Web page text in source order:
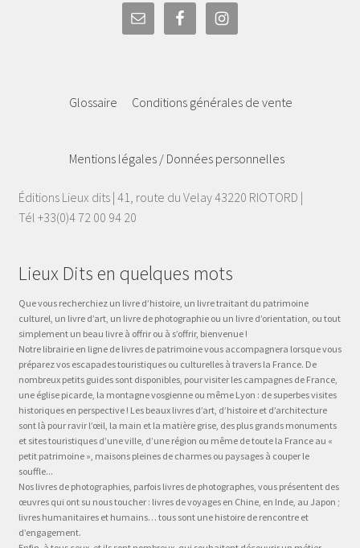
Glossaire Conditions générales de vente
Mentions légales / Données personnelles
Éditions Lieux dits | 41, route du Velay 43220 RIOTORD |
Tél +33(0)4 72 00 94 20
Lieux Dits en quelques mots
Que vous recherchiez un livre d’histoire, un livre traitant du patrimoine
culturel, un livre d’art, un livre de photographie ou un livre d’orientation, ou tout
simplement un beau livre à offrir ou à s’offrir, bienvenue !
Notre librairie en ligne de livres de patrimoine vous accompagnera lorsque vous
préparez vos escapades touristiques ou culturelles à travers la France. De
nombreux petits guides sont disponibles, pour visiter les campagnes de France,
une église picarde, la montagne vosgienne ou même Lyon : de superbes visites
historiques en perspective ! Les beaux livres d’art, d’histoire et d’architecture
sont là pour ravir l’œil, la main et la matière grise, des plus grands monuments
et sites touristiques d’une ville, d’une région ou même de toute la France au «
petit patrimoine », maisons pleines de charmes ou paysages à couper le
souffle...
Nos livres de photographies, parfois livres de photographes, vous présentent des
œuvres qui ont su nous toucher : livres de voyages en Chine, en Inde, au Japon ;
livres humanitaires et humains… tous sont une histoire de rencontre et
d’engagement.